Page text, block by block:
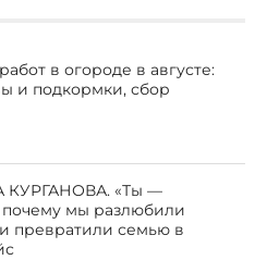
в огороде в августе:
и подкормки, сбор
КУРГАНОВА. «Ты —
почему мы разлюбили
превратили семью в